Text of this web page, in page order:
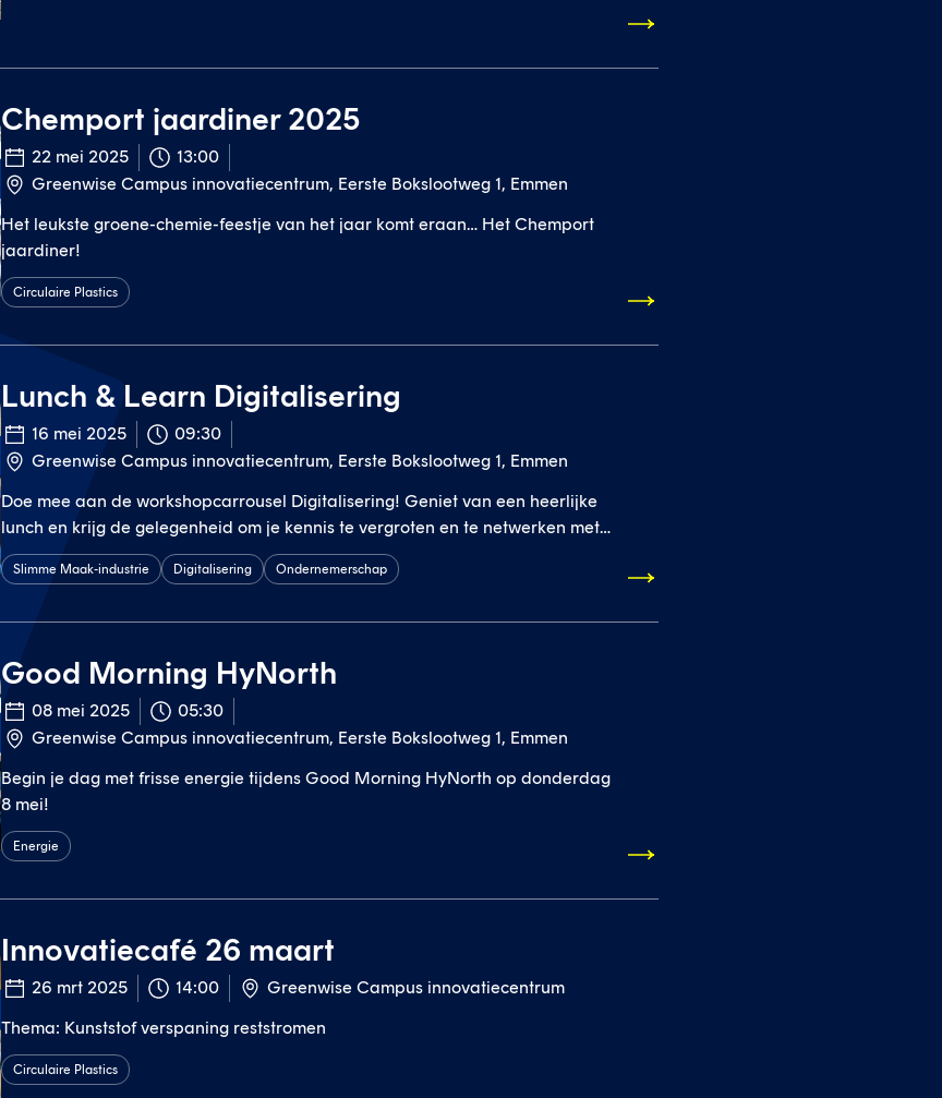
Chemport jaardiner 2025
22 mei 2025
13:00
Greenwise Campus innovatiecentrum, Eerste Bokslootweg 1, Emmen
Het leukste groene-chemie-feestje van het jaar komt eraan… Het Chemport
jaardiner!
Circulaire Plastics
Lunch & Learn Digitalisering
16 mei 2025
09:30
Greenwise Campus innovatiecentrum, Eerste Bokslootweg 1, Emmen
Doe mee aan de workshopcarrousel Digitalisering! Geniet van een heerlijke
lunch en krijg de gelegenheid om je kennis te vergroten en te netwerken met
andere ondernemers.
Slimme Maak-industrie Digitalisering Ondernemerschap
Good Morning HyNorth
08 mei 2025
05:30
Greenwise Campus innovatiecentrum, Eerste Bokslootweg 1, Emmen
Begin je dag met frisse energie tijdens Good Morning HyNorth op donderdag
8 mei!
Energie
Innovatiecafé 26 maart
26 mrt 2025 14:00
Greenwise Campus innovatiecentrum
Thema: Kunststof verspaning reststromen
Circulaire Plastics